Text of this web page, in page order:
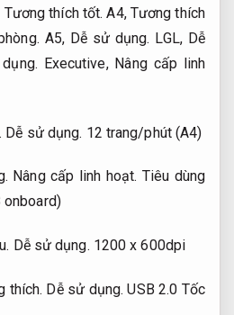
Tương thích tốt. A4, Tương thích
A5, Dễ sử dụng. LGL, Dễ
Executive, Nâng cấp linh
Dễ sử dụng. 12 trang/phút (A4)
Nâng cấp linh hoạt. Tiêu dùng
onboard)
Dễ sử dụng. 1200 x 600dpi
thích. Dễ sử dụng. USB 2.0 Tốc